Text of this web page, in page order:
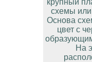
крупный
схемы или
Основа
цвет с
На